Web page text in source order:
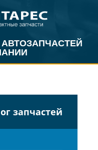
АВТОЗАПЧАСТЕЙ
запчастей